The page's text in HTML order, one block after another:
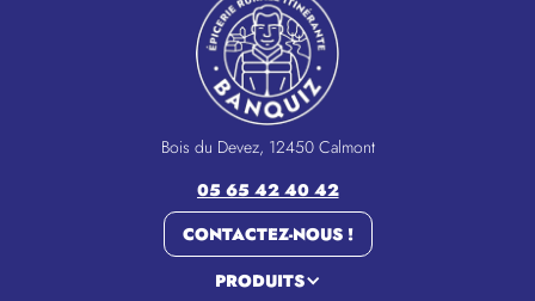
Bois du Devez, 12450 Calmont
05 65 42 40 42
CONTACTEZ-NOUS !
PRODUITS